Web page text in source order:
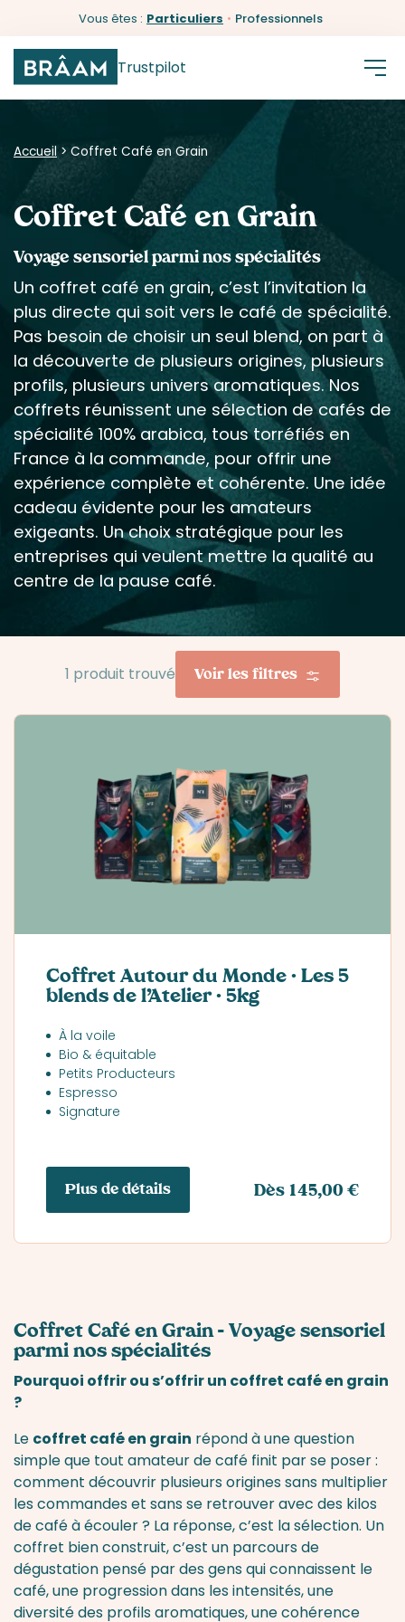
Vous êtes : Particuliers • Professionnels
Trustpilot
Accueil > Coffret Café en Grain
Coffret Café en Grain
Voyage sensoriel parmi nos spécialités
Un coffret café en grain, c’est l’invitation la
plus directe qui soit vers le café de spécialité.
Pas besoin de choisir un seul blend, on part à
la découverte de plusieurs origines, plusieurs
profils, plusieurs univers aromatiques. Nos
coffrets réunissent une sélection de cafés de
spécialité 100% arabica, tous torréfiés en
France à la commande, pour offrir une
expérience complète et cohérente. Une idée
cadeau évidente pour les amateurs
exigeants. Un choix stratégique pour les
entreprises qui veulent mettre la qualité au
centre de la pause café.
1 produit trouvé Voir les filtres
Coffret Autour du Monde · Les 5
blends de l’Atelier · 5kg
À la voile
Bio & équitable
Petits Producteurs
Espresso
Signature
Plus de détails Dès 145,00 €
Coffret Café en Grain - Voyage sensoriel
parmi nos spécialités
Pourquoi offrir ou s’offrir un coffret café en grain
?
Le coffret café en grain répond à une question
simple que tout amateur de café finit par se poser :
comment découvrir plusieurs origines sans multiplier
les commandes et sans se retrouver avec des kilos
de café à écouler ? La réponse, c’est la sélection. Un
coffret bien construit, c’est un parcours de
dégustation pensé par des gens qui connaissent le
café, une progression dans les intensités, une
diversité des profils aromatiques, une cohérence